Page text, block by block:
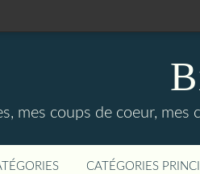
mes coups de coeur,
CATÉGORIES